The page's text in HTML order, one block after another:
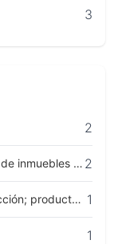
3
2
Trabajos generales de construcción de inmuebles y obras de ingeniería civil 2
Estructuras y materiales de construcción; productos auxiliares para la construcción (excepto aparatos eléctricos) 1
1